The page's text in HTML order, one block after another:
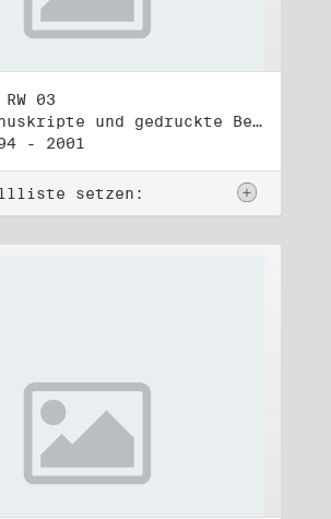
03
Titel: Manuskripte und gedruckte Belege (3)
- 2001
setzen: